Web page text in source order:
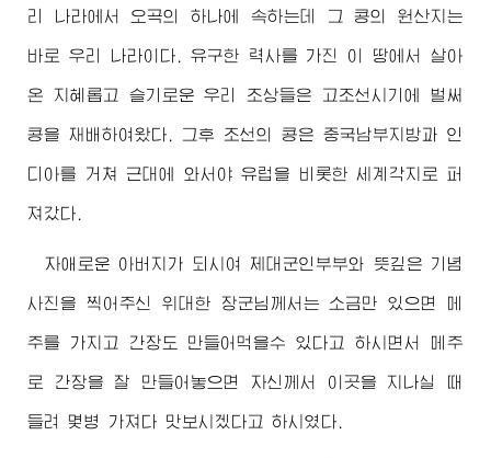
리 나라에서 오곡의 하나에 속하는데 그 콩의 원산지는
바로 우리 나라이다. 유구한 력사를 가진 이 땅에서 살아
온 지혜롭고 슬기로운 우리 조상들은 고조선시기에 벌써
콩을 재배하여왔다. 그후 조선의 콩은 중국남부지방과 인
디아를 거쳐 근대에 와서야 유럽을 비롯한 세계각지로 퍼
져갔다.
자애로운 아버지 가 되시여 제대군인부부와 뜻깊은 기념
사진을 찍어주신 위대한 장군님 께서는 소금만 있으면 메
주를 가지고 간장도 만들어먹을수 있다고 하시면서 메주
로 간장을 잘 만들어놓으면 자신께서 이곳을 지나실 때
들려 몇병 가져다 맛보시겠다고 하시였다.